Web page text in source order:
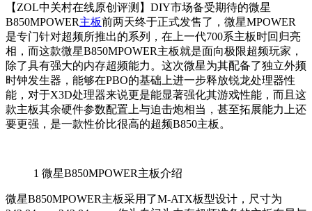
【ZOL中关村在线原创评测】DIY市场备受期待的微星
B850MPOWER主板前两天终于正式发售了，微星MPOWER
是专门针对超频所推出的系列，在上一代700系主板时回归亮
相，而这款微星B850MPOWER主板就是面向极限超频玩家，
除了具有强大的内存超频能力。这次微星为其配备了独立外频
时钟发生器，能够在PBO的基础上进一步释放锐龙处理器性
能，对于X3D处理器来说更是能显著强化其游戏性能，而且这
款主板其余硬件参数配置上与迫击炮相当，甚至拓展能力上还
要更强，是一款性价比很高的超频B850主板。
1 微星B850MPOWER主板介绍
微星B850MPOWER主板采用了M-ATX板型设计，尺寸为